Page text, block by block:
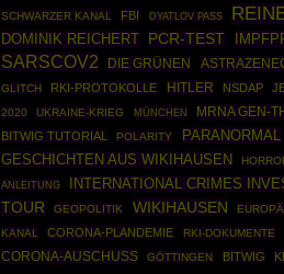
SCHWARZER KANAL FBI DYATLOV PASS
DOMINIK REICHERT PCR-TEST
SARSCOV2 DIE GRÜNEN
GLITCH RKI-PROTOKOLLE HITLER NSDAP
2020
UKRAINE-KRIEG MÜNCHEN MRNA GEN-
BITWIG TUTORIAL POLARITY PARANORMAL
GESCHICHTEN AUS WIKIHAUSEN
ANLEITUNG
INTERNATIONAL CRIMES
TOUR
GEOPOLITIK WIKIHAUSEN
KANAL
CORONA-PLANDEMIE RKI-DOKUMENTE
CORONA-AUSCHUSS
GÖTTINGEN BITWIG